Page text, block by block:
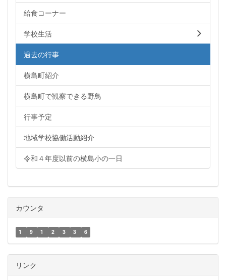
給食コーナー
学校生活
過去の行事
横島町紹介
横島町で観察できる野鳥
行事予定
地域学校協働活動紹介
令和４年度以前の横島小の一日
カウンタ
1 9 1 2 3 3 6
リンク